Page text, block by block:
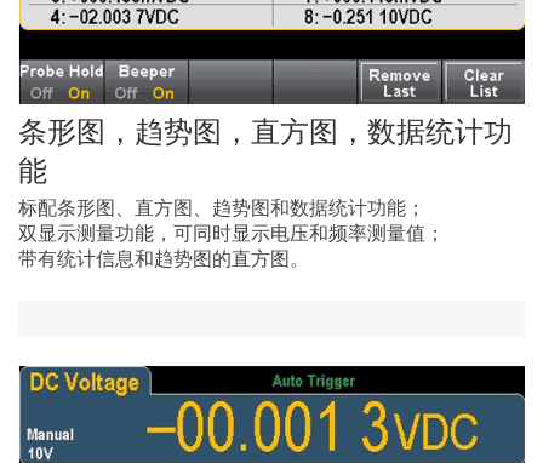
条形图，趋势图，直方图，数据统计功
能
标配条形图、直方图、趋势图和数据统计功能；
双显示测量功能，可同时显示电压和频率测量值；
带有统计信息和趋势图的直方图。